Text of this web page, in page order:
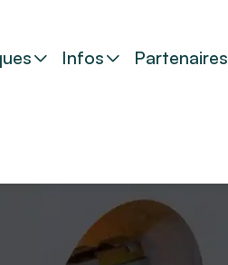
Infos Partenaires